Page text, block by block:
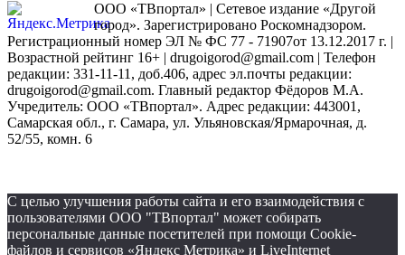
ООО «ТВпортал» | Сетевое издание «Другой
город». Зарегистрировано Роскомнадзором.
Регистрационный номер ЭЛ № ФС 77 - 71907от 13.12.2017 г. |
Возрастной рейтинг 16+ | drugoigorod@gmail.com | Телефон
редакции: 331-11-11, доб.406, адрес эл.почты редакции:
drugoigorod@gmail.com. Главный редактор Фёдоров М.А.
Учредитель: ООО «ТВпортал». Адрес редакции: 443001,
Самарская обл., г. Самара, ул. Ульяновская/Ярмарочная, д.
52/55, комн. 6
С целью улучшения работы сайта и его взаимодействия с
пользователями ООО "ТВпортал" может собирать
персональные данные посетителей при помощи Cookie-
файлов и сервисов «Яндекс Метрика» и LiveInternet